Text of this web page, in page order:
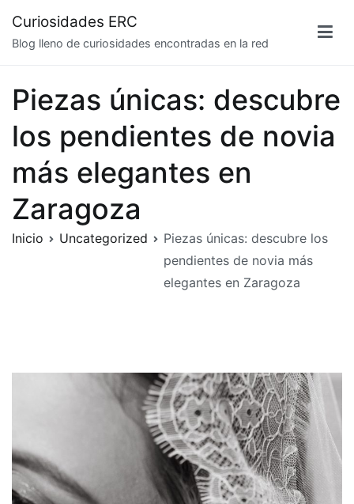
contenido
Curiosidades ERC
Blog lleno de curiosidades encontradas en la red
Piezas únicas: descubre
los pendientes de novia
más elegantes en
Zaragoza
Inicio Uncategorized
Piezas únicas: descubre los
pendientes de novia más
elegantes en Zaragoza